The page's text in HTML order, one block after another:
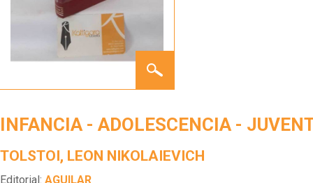
INFANCIA - ADOLESCENCIA -
TOLSTOI, LEON NIKOLAIEVICH
Editorial: AGUILAR